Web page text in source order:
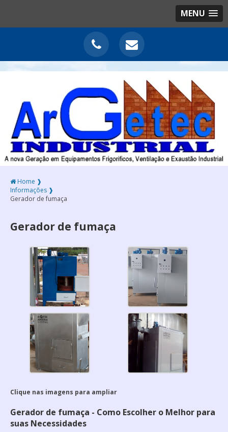
MENU
Home ❱
Informações ❱
Gerador de fumaça
Gerador de fumaça
Clique nas imagens para ampliar
Gerador de fumaça - Como Escolher o Melhor para
suas Necessidades